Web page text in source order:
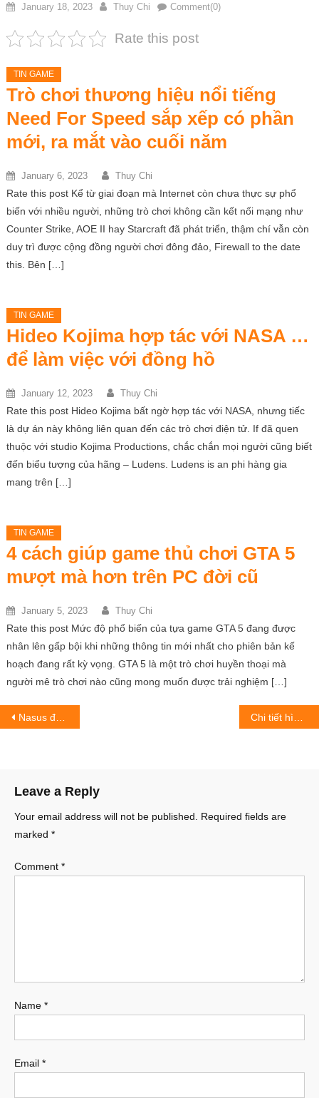
January 18, 2023 Thuy Chi Comment(0)
Rate this post
TIN GAME
Trò chơi thương hiệu nổi tiếng
Need For Speed ​​sắp xếp có phần
mới, ra mắt vào cuối năm
January 6, 2023 Thuy Chi
Rate this post Kể từ giai đoạn mà Internet còn chưa thực sự phổ
biến với nhiều người, những trò chơi không cần kết nối mạng như
Counter Strike, AOE II hay Starcraft đã phát triển, thậm chí vẫn còn
duy trì được cộng đồng người chơi đông đảo, Firewall to the date
this. Bên […]
TIN GAME
Hideo Kojima hợp tác với NASA …
để làm việc với đồng hồ
January 12, 2023 Thuy Chi
Rate this post Hideo Kojima bất ngờ hợp tác với NASA, nhưng tiếc
là dự án này không liên quan đến các trò chơi điện tử. If đã quen
thuộc với studio Kojima Productions, chắc chắn mọi người cũng biết
đến biểu tượng của hãng – Ludens. Ludens is an phi hàng gia
mang trên […]
TIN GAME
4 cách giúp game thủ chơi GTA 5
mượt mà hơn trên PC đời cũ
January 5, 2023 Thuy Chi
Rate this post Mức độ phổ biến của tựa game GTA 5 đang được
nhân lên gấp bội khi những thông tin mới nhất cho phiên bản kế
hoạch đang rất kỳ vọng. GTA 5 là một trò chơi huyền thoại mà
người mê trò chơi nào cũng mong muốn được trải nghiệm […]
Post
Nasus được buff trong LMHT 12.19 bản, Thần Trùng thu về doanh số không hề mong đợi
Leave a Reply
Your email address will not be published.
Required fields are
marked *
Comment *
Name *
Email *